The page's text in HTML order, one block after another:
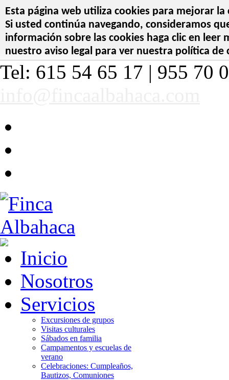
Esta página web utiliza cookies para mejorar
Si usted continúa navegando, consideramos
información sobre las cookies haga clic en leer
nuestro aviso legal para ver nuestra política de
Tel: 615 54 65 17 | 955 70
Inicio
Nosotros
Servicios
Excursiones de grupos
Visitas culturales
Sábados en familia
Campamentos y escuelas de
verano
Celebraciones: Cumpleaños,
Bautizos, Comuniones